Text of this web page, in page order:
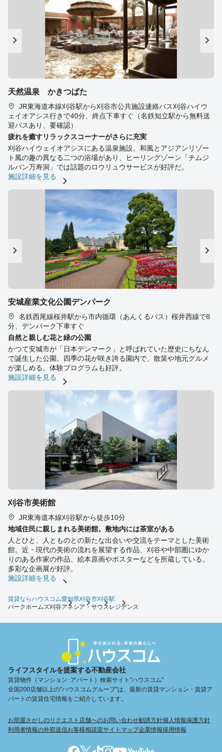
天然温泉 かきつばた
JR東海道本線刈谷駅から刈谷市公共施設連絡バス刈谷ハイウ
ェイオアシス行きで40分、終点下車すぐ（名鉄知立駅から無料送
迎バスあり、要確認）
疲れを癒すリラックスコーナーがさらに充実
刈谷ハイウェイオアシスにある温泉施設。和風とアジアンリゾー
ト風の趣の異なる二つの浴場があり、ヒーリングゾーン「チムジ
ルバン万寿洞」では話題のロウリュウサービスが好評だ。
施設詳細を見る
安城産業文化公園デンパーク
名鉄西尾線桜井駅から市内循環（あんくるバス）桜井西線で8
分、デンパーク下車すぐ
自然と親しむ花と緑の公園
かつて安城市が「日本デンマーク」と呼ばれていた歴史にちなん
で誕生した公園。四季の花が咲き誇る園内で、散策や地元グルメ
が楽しめる。体験プログラムも好評。
施設詳細を見る
刈谷市美術館
JR東海道本線刈谷駅から徒歩10分
地域住民に親しまれる美術館。敷地内には茶室がある
人とひと、人とものとの新たな出会いや交流をテーマとした美術
館。近・現代の美術の流れを展望する作品、刈谷や中部圏にゆか
りのある作家の作品、絵本原画やポスターなどを所蔵している。
多彩な企画展が好評。
施設詳細を見る
賃貸ならハウスコム愛知県刈谷市刈谷駅
パークホームズ刈谷アネシア・サウスレジデンス
ライフスタイルを提案する不動産会社
賃貸物件（マンション･アパート）検索サイト"ハウスコム"
全国200店舗以上の"ハウスコムグループ"は、最新の賃貸マンション・賃貸ア
パートの賃貸住宅情報をご紹介しています。
お部屋さがしのリクエスト 店舗へのお問い合わせ勧誘方針個人情報保護方針
利用者情報の外部送信お客様相談室サイトマップ企業情報採用情報